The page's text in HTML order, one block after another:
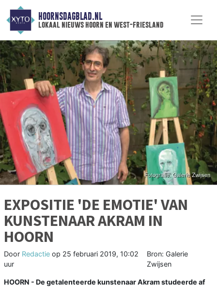
HOORNSDAGBLAD.NL
lokaal nieuws hoorn en west-friesland
EXPOSITIE 'DE EMOTIE' VAN
KUNSTENAAR AKRAM IN
HOORN
Door Redactie op 25 februari 2019, 10:02
uur
Bron: Galerie
Zwijsen
HOORN - De getalenteerde kunstenaar Akram studeerde af